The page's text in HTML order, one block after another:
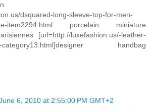
dsquared-long-sleeve-top-for-men-
item2294.html porcelain miniature
[url=http://luxefashion.us/-leather-
category13.html]designer handbag
6, 2010 at 2:55:00 PM GMT+2